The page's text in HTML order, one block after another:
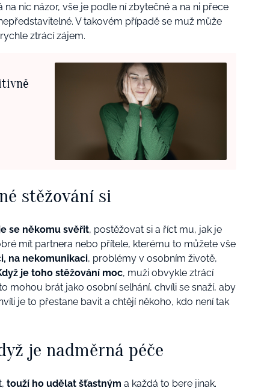
na nic názor, vše je podle ní zbytečné a na ni přece
V takovém případě se muž může
ztrácí zájem.
stěžování si
se někomu svěřit, postěžovat si a říct mu, jak je
mít partnera nebo přítele, kterému to můžete vše
na nekomunikaci, problémy v osobním životě,
je toho stěžování moc, muži obvykle ztrácí
mohou brát jako osobní selhání, chvíli se snaží, aby
je to přestane bavit a chtějí někoho, kdo není tak
je nadměrná péče
touží ho udělat šťastným a každá to bere jinak.